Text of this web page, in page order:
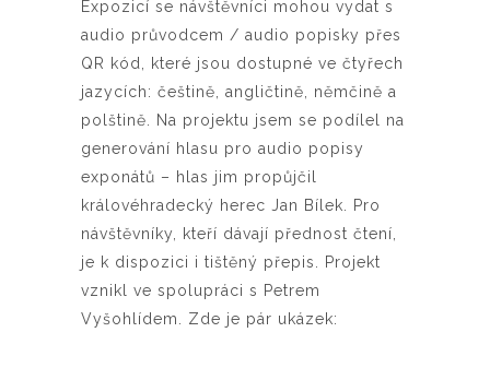
Expozicí se návštěvníci mohou vydat s
audio průvodcem / audio popisky přes
QR kód, které jsou dostupné ve čtyřech
jazycích: češtině, angličtině, němčině a
polštině. Na projektu jsem se podílel na
generování hlasu pro audio popisy
exponátů – hlas jim propůjčil
královéhradecký herec Jan Bílek. Pro
návštěvníky, kteří dávají přednost čtení,
je k dispozici i tištěný přepis. Projekt
vznikl ve spolupráci s Petrem
Vyšohlídem. Zde je pár ukázek: